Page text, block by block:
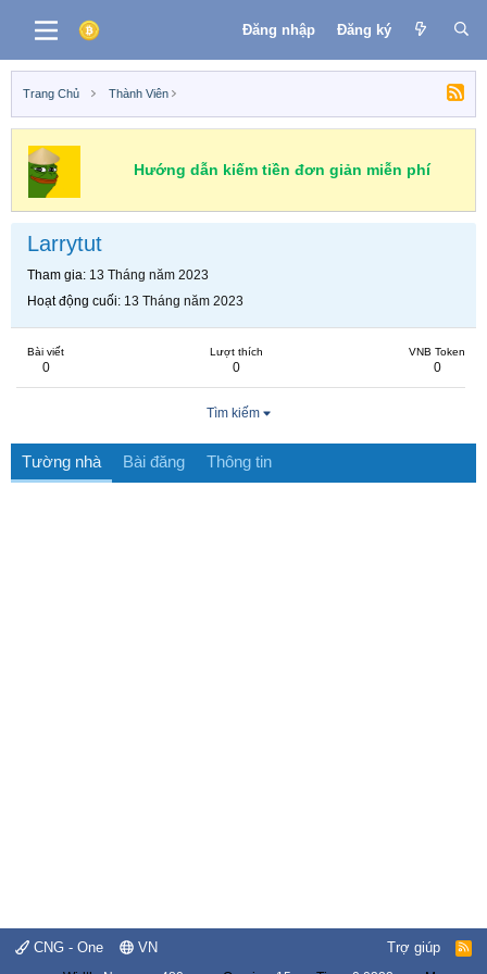
Đăng nhập Đăng ký
Trang Chủ Thành Viên
Hướng dẫn kiếm tiền đơn giản miễn phí
Larrytut
Tham gia 13 Tháng năm 2023
Hoạt động cuối 13 Tháng năm 2023
Bài viết
0
Lượt thích
0
VNB Token
0
Tìm kiếm
Tường nhà Bài đăng Thông tin
CNG - One VN Trợ giúp
R